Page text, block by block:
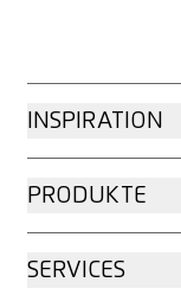
INSPIRATION
PRODUKTE
SERVICES